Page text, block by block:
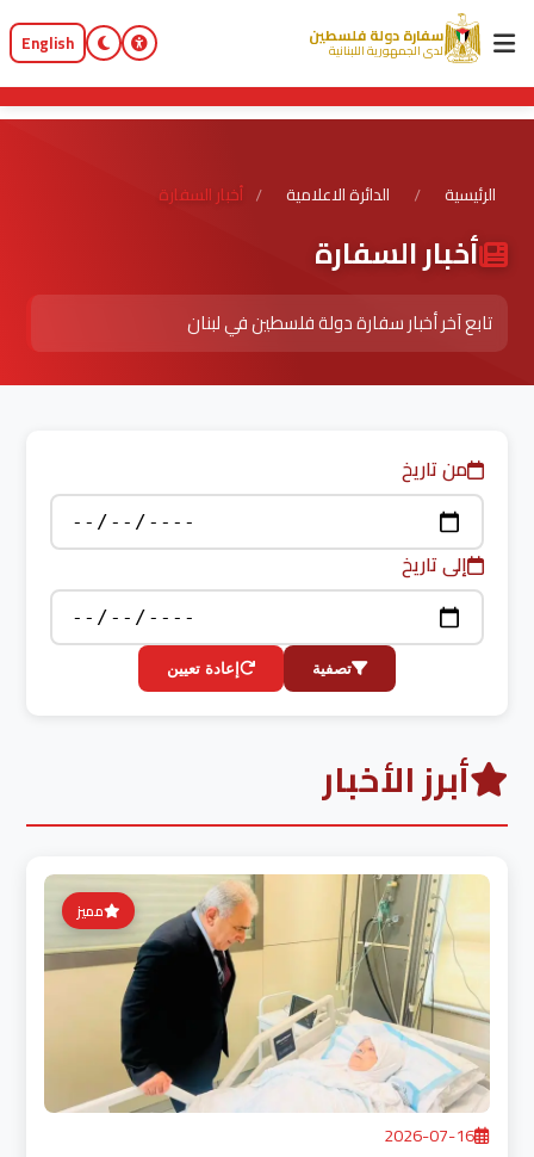
سفارة دولة فلسطين
لدى الجمهورية اللبنانية English
الرئيسية / الدائرة الاعلامية / أخبار السفارة
أخبار السفارة
تابع آخر أخبار سفارة دولة فلسطين في لبنان
من تاريخ
إلى تاريخ
تصفية إعادة تعيين
أبرز الأخبار
مميز
2026-07-16